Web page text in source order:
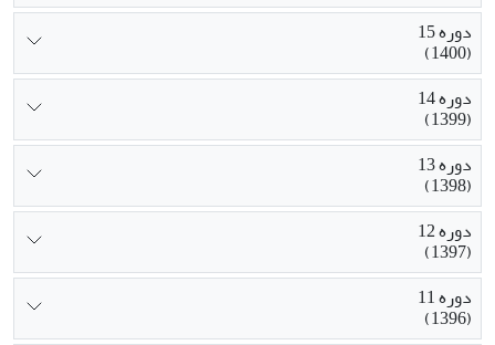
دوره 15
(1400)
دوره 14
(1399)
دوره 13
(1398)
دوره 12
(1397)
دوره 11
(1396)